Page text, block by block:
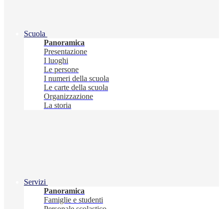
Scuola
Panoramica
Presentazione
I luoghi
Le persone
I numeri della scuola
Le carte della scuola
Organizzazione
La storia
Servizi
Panoramica
Famiglie e studenti